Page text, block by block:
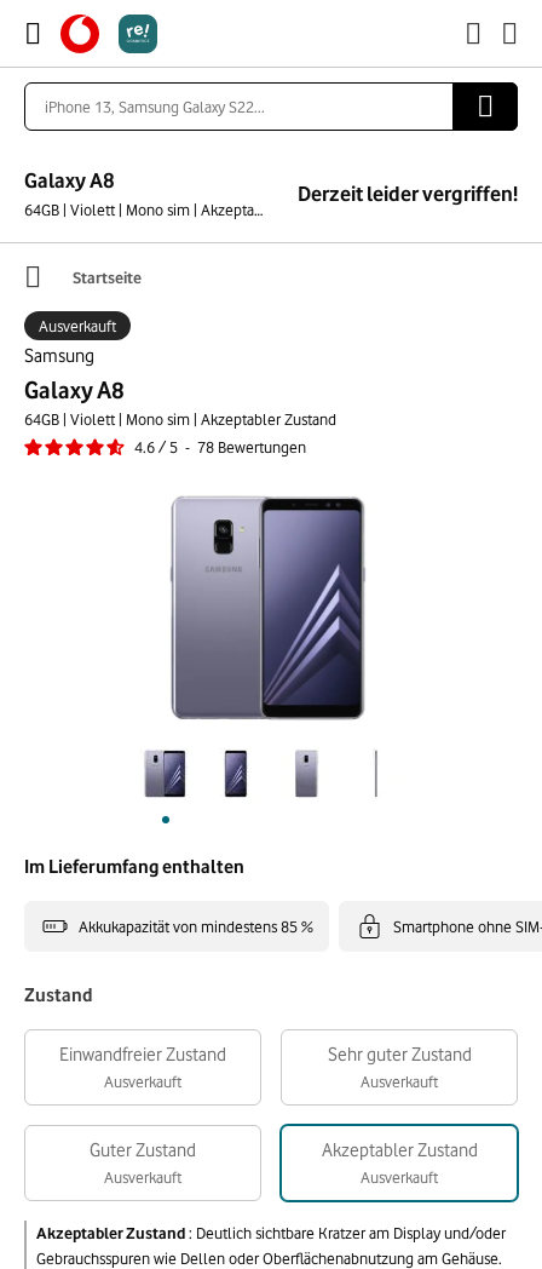
Galaxy A8
64GB | Violett | Mono sim | Akzeptabler Zustand
Derzeit leider vergriffen!
Startseite
Samsung
Galaxy A8
64GB | Violett | Mono sim | Akzeptabler Zustand
4.6/5 - 78 Bewertungen
Ausverkauft
Im Lieferumfang enthalten
Akkukapazität von mindestens 85 % Smartphone ohne
Zustand
Einwandfreier Zustand
Ausverkauft
Sehr guter Zustand
Ausverkauft
Guter Zustand
Ausverkauft
Akzeptabler Zustand
Ausverkauft
Akzeptabler Zustand: Deutlich sichtbare Kratzer am Display und/oder
Gebrauchsspuren wie Dellen oder Oberflächenabnutzung am Gehäuse.